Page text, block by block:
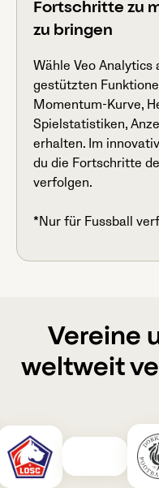
Fortschritte zu
zu bringen
Wähle Veo Analytics
gestützten
Momentum-Kurve,
Spielstatistiken,
erhalten. Im
du die Fortschritte
verfolgen.
*Nur für Fussball
Vereine
weltweit